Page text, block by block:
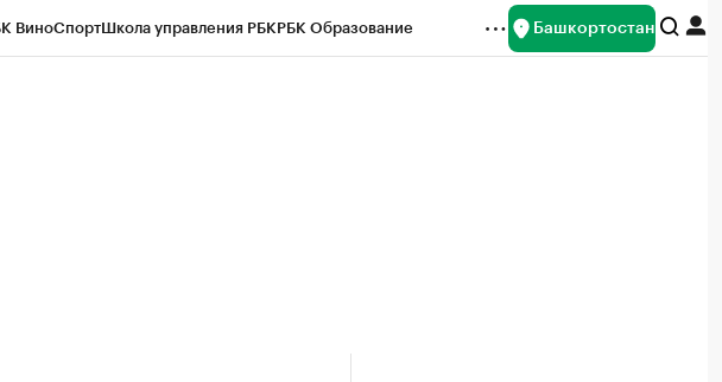
ВиноСпортШкола управления РБКРБК Образование Башкортостан